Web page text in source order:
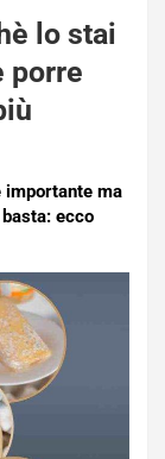
lo stai
porre
importante ma
ecco